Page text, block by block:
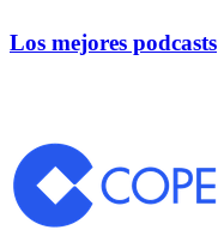
Los mejores podcasts